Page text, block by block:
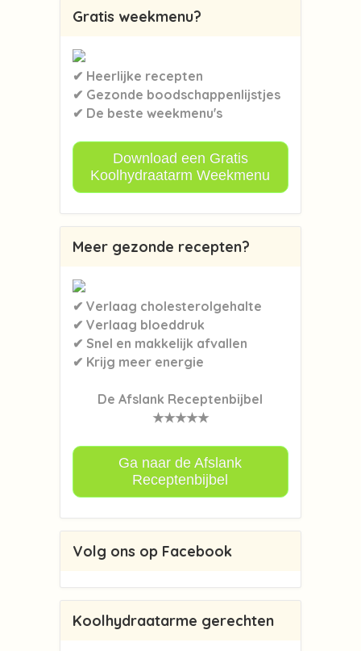
Gratis weekmenu?
✔ Heerlijke recepten
✔ Gezonde boodschappenlijstjes
✔ De beste weekmenu's
Download een Gratis
Koolhydraatarm Weekmenu
Meer gezonde recepten?
✔ Verlaag cholesterolgehalte
✔ Verlaag bloeddruk
✔ Snel en makkelijk afvallen
✔ Krijg meer energie
De Afslank Receptenbijbel
★★★★★
Ga naar de Afslank
Receptenbijbel
Volg ons op Facebook
Koolhydraatarme gerechten